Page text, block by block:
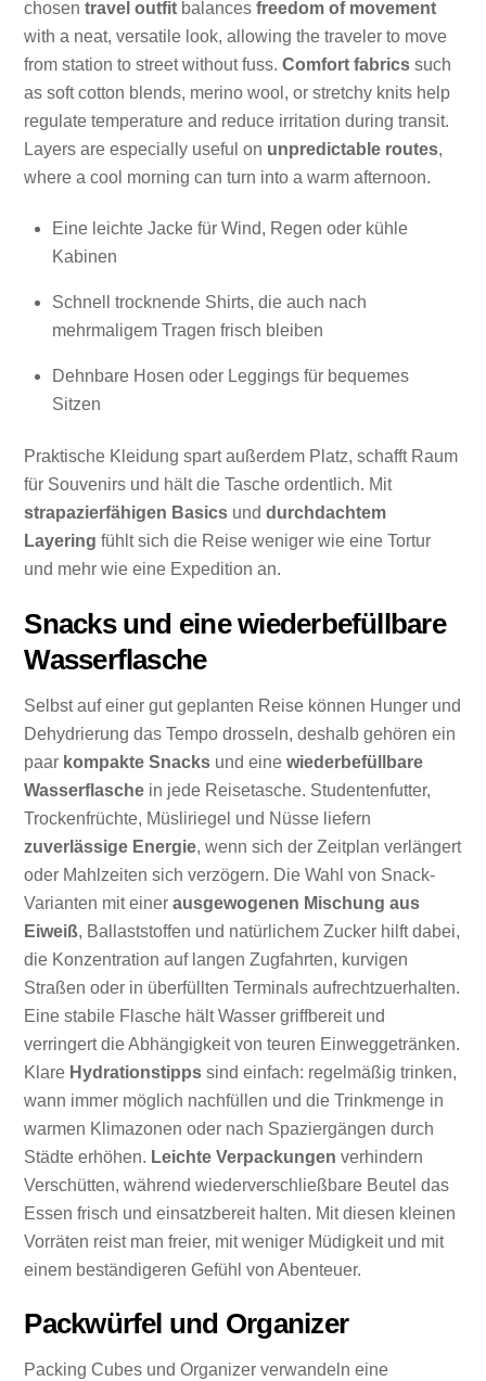
chosentravel outfit balancesfreedom of movement
with a neat, versatile look, allowing the traveler to move
from station to street without fuss.Comfort fabrics such
as soft cotton blends, merino wool, or stretchy knits help
regulate temperature and reduce irritation during transit.
Layers are especially useful on unpredictable routes,
where a cool morning can turn into a warm afternoon.
Eine leichte Jacke für Wind, Regen oder kühle
Kabinen
Schnell trocknende Shirts, die auch nach
mehrmaligem Tragen frisch bleiben
Dehnbare Hosen oder Leggings für bequemes
Sitzen
Praktische Kleidung spart außerdem Platz, schafft Raum
für Souvenirs und hält die Tasche ordentlich. Mit
strapazierfähigen Basics unddurchdachtem
Layering fühlt sich die Reise weniger wie eine Tortur
und mehr wie eine Expedition an.
Snacks und eine wiederbefüllbare
Wasserflasche
Selbst auf einer gut geplanten Reise können Hunger und
Dehydrierung das Tempo drosseln, deshalb gehören ein
paar kompakte Snacks und einewiederbefüllbare
Wasserflasche in jede Reisetasche. Studentenfutter,
Trockenfrüchte, Müsliriegel und Nüsse liefern
zuverlässige Energie, wenn sich der Zeitplan verlängert
oder Mahlzeiten sich verzögern. Die Wahl von Snack-
Varianten mit einerausgewogenen Mischung aus
Eiweiß, Ballaststoffen und natürlichem Zucker hilft dabei,
die Konzentration auf langen Zugfahrten, kurvigen
Straßen oder in überfüllten Terminals aufrechtzuerhalten.
Eine stabile Flasche hält Wasser griffbereit und
verringert die Abhängigkeit von teuren Einweggetränken.
Klare Hydrationstipps sind einfach: regelmäßig trinken,
wann immer möglich nachfüllen und die Trinkmenge in
warmen Klimazonen oder nach Spaziergängen durch
Städte erhöhen. Leichte Verpackungen verhindern
Verschütten, während wiederverschließbare Beutel das
Essen frisch und einsatzbereit halten. Mit diesen kleinen
Vorräten reist man freier, mit weniger Müdigkeit und mit
einem beständigeren Gefühl von Abenteuer.
Packwürfel und Organizer
Packing Cubes und Organizer verwandeln eine